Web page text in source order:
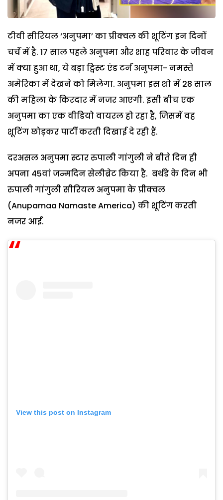
टीवी सीरियल ‘अनुपमा’ का प्रीक्वल की शूटिंग इन दिनों
चर्चे में है. 17 साल पहले अनुपमा और शाह परिवार के जीवन
में क्या हुआ था, ये बड़ा ट्विस्ट एंड टर्न अनुपमा- नमस्ते
अमेरिका में देखने को मिलेगा. अनुपमा इस शो में 28 साल
की महिला के किरदार में नजर आएगी. इसी बीच एक
अनुपमा का एक वीडियो वायरल हो रहा है, जिसमें वह
शूटिंग छोड़कर पार्टी करती दिखाई दे रही हैं.
दरअसल अनुपमा स्टार रुपाली गांगुली ने बीते दिन ही
अपना 45वां जन्मदिन सेलीब्रेट किया है. बर्थडे के दिन भी
रुपाली गांगुली सीरियल अनुपमा के प्रीक्वल
(Anupamaa Namaste America) की शूटिंग करती
नजर आईं.
View this post on Instagram